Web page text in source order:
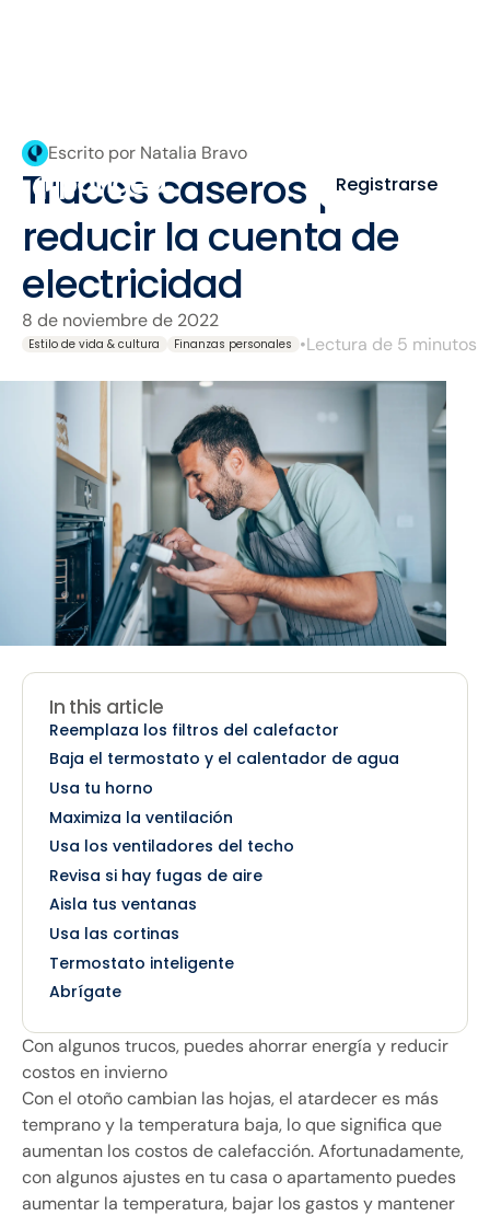
Registrarse
Escrito por Natalia Bravo
Trucos caseros para
reducir la cuenta de
electricidad
8 de noviembre de 2022
Estilo de vida & cultura Finanzas personales •Lectura de 5 minutos
In this article
Reemplaza los filtros del calefactor
Baja el termostato y el calentador de agua
Usa tu horno
Maximiza la ventilación
Usa los ventiladores del techo
Revisa si hay fugas de aire
Aisla tus ventanas
Usa las cortinas
Termostato inteligente
Abrígate
Con algunos trucos, puedes ahorrar energía y reducir
costos en invierno
Con el otoño cambian las hojas, el atardecer es más
temprano y la temperatura baja, lo que significa que
aumentan los costos de calefacción. Afortunadamente,
con algunos ajustes en tu casa o apartamento puedes
aumentar la temperatura, bajar los gastos y mantener